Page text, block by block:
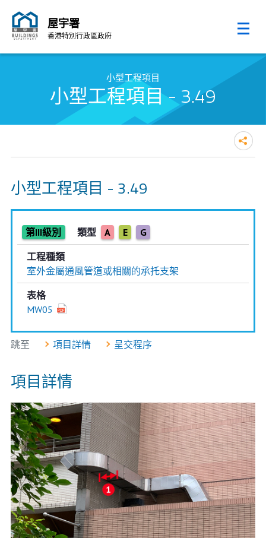
屋宇署
香港特別行政區政府
小型工程項目
小型工程項目 - 3.49
小型工程項目 - 3.49
第III級別 類型 A E G
工程種類
室外金屬通風管道或相關的承托支架
表格
MW05
跳至 項目詳情 呈交程序
項目詳情